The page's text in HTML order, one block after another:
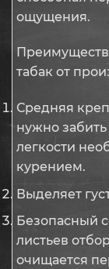
ощущения.
табак от
Средняя
нужно
легкости
курением.
Выделяет
Безопасный
листьев
очищается